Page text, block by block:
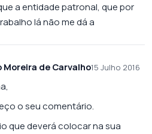
a entidade patronal, que por
lá não me dá a
Moreira de Carvalho15 Julho 2016
o seu comentário.
que deverá colocar na sua